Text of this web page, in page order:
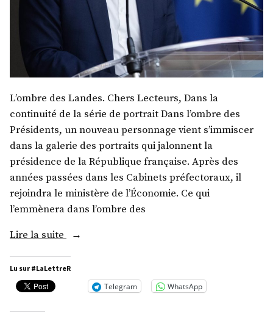
L’ombre des Landes. Chers Lecteurs, Dans la
continuité de la série de portrait Dans l’ombre des
Présidents, un nouveau personnage vient s’immiscer
dans la galerie des portraits qui jalonnent la
présidence de la République française. Après des
années passées dans les Cabinets préfectoraux, il
rejoindra le ministère de l’Économie. Ce qui
l’emmènera dans l’ombre des
Lire la suite
« M.
Vallaud »
Lu sur #LaLettreR
Telegram WhatsApp